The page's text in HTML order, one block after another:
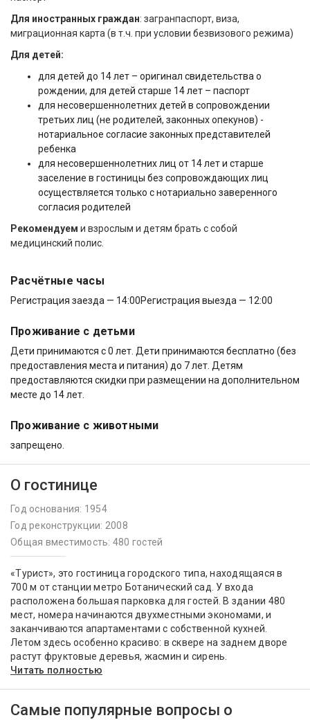
Для иностранных граждан: загранпаспорт, виза,
миграционная карта (в т.ч. при условии безвизового режима)
Для детей:
для детей до 14 лет – оригинал свидетельства о
рождении, для детей старше 14 лет – паспорт
для несовершеннолетних детей в сопровождении
третьих лиц (не родителей, законных опекунов) -
нотариальное согласие законных представителей
ребенка
для несовершеннолетних лиц от 14 лет и старше
заселение в гостиницы без сопровождающих лиц
осуществляется только с нотариально заверенного
согласия родителей
Рекомендуем и взрослым и детям брать с собой
медицинский полис.
Расчётные часы
Регистрация заезда — 14:00Регистрация выезда — 12:00
Проживание с детьми
Дети принимаются с 0 лет. Дети принимаются бесплатно (без
предоставления места и питания) до 7 лет. Детям
предоставляются скидки при размещении на дополнительном
месте до 14 лет.
Проживание с животными
запрещено.
О гостинице
Год основания: 1954
Год реконструкции: 2008
Общая вместимость: 480 гостей
«Турист», это гостиница городского типа, находящаяся в
700 м от станции метро Ботанический сад. У входа
расположена большая парковка для гостей. В здании 480
мест, номера начинаются двухместными экономами, и
заканчиваются апартаментами с собственной кухней.
Летом здесь особенно красиво: в сквере на заднем дворе
растут фруктовые деревья, жасмин и сирень.
Читать полностью
Самые популярные вопросы о